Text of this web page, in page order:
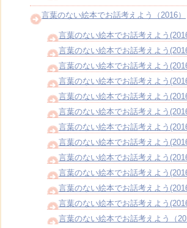
言葉のない絵本でお話考えよう（2016）
言葉のない絵本でお話考えよう
言葉のない絵本でお話考えよう
言葉のない絵本でお話考えよう
言葉のない絵本でお話考えよう
言葉のない絵本でお話考えよう
言葉のない絵本でお話考えよう
言葉のない絵本でお話考えよう
言葉のない絵本でお話考えよう
言葉のない絵本でお話考えよう
言葉のない絵本でお話考えよう
言葉のない絵本でお話考えよう
言葉のない絵本でお話考えよう
言葉のない絵本でお話考えよう（